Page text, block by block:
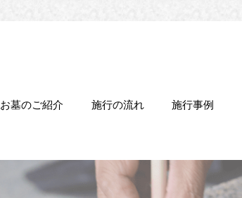
お墓のご紹介 施行の流れ 施行事例